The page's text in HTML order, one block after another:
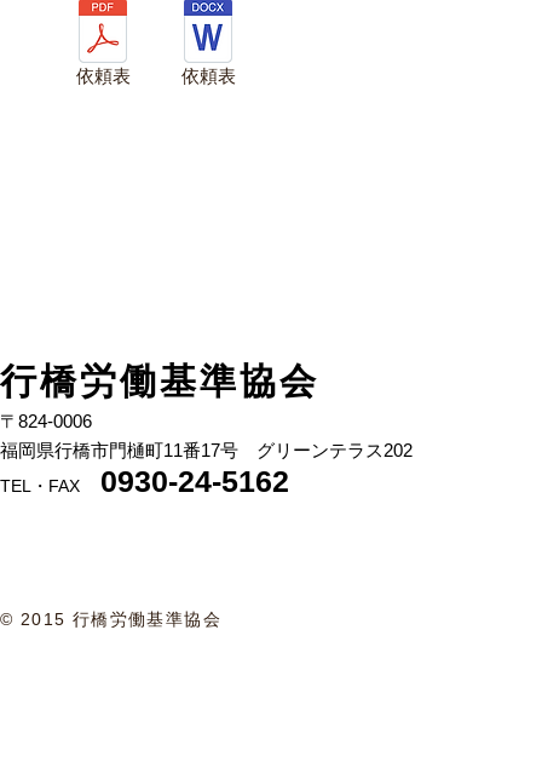
依頼表 依頼表
行橋労働基準協会
〒824-0006
福岡県行橋市門樋町11番17号 グリーンテラス202
TEL・FAX 0930-24-5162
© 2015 行橋労働基準協会